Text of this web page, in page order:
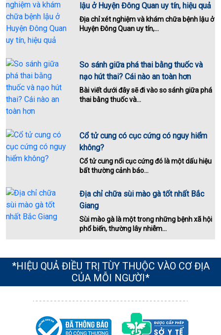
lậu ở Huyện Đông Quan uy tín, hiệu quả
Địa chỉ xét nghiệm và khám chữa bệnh lậu ở
Huyện Đông Quan uy tín,...
So sánh giữa phá thai bằng thuốc và
nạo hút thai? Cái nào an toàn hơn
Bài viết dưới đây sẽ đi vào so sánh giữa phá
thai bằng thuốc và...
Cổ tử cung có cục cứng có nguy hiểm
không?
Cổ tử cung nổi cục cứng đó là một dấu hiệu
bất thường cảnh báo...
Địa chỉ chữa sùi mào gà tốt nhất Bắc
Giang
Sùi mào gà là một trong những bệnh xã hội
phổ biến, thường lây nhiễm...
*HIỆU QUẢ ĐIỀU TRỊ TÙY THUỘC VÀO CƠ ĐỊA
CỦA MỖI NGƯỜI*